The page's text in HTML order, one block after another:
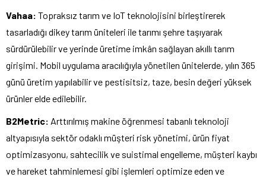
Vahaa: Topraksız tarım ve IoT teknolojisini birleştirerek
tasarladığı dikey tarım üniteleri ile tarımı şehre taşıyarak
sürdürülebilir ve yerinde üretime imkân sağlayan akıllı tarım
girişimi. Mobil uygulama aracılığıyla yönetilen ünitelerde, yılın 365
günü üretim yapılabilir ve pestisitsiz, taze, besin değeri yüksek
ürünler elde edilebilir.
B2Metric: Arttırılmış makine öğrenmesi tabanlı teknoloji
altyapısıyla sektör odaklı müşteri risk yönetimi, ürün fiyat
optimizasyonu, sahtecilik ve suistimal engelleme, müşteri kaybı
ve hareket tahminlemesi gibi işlemleri optimize eden ve